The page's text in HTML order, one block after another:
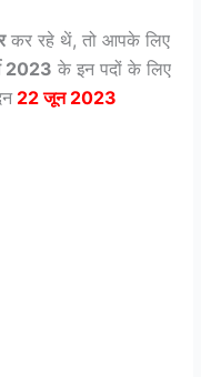
कर रहे थें, तो आपके लिए
2023 के इन पदों के लिए
22 जून 2023